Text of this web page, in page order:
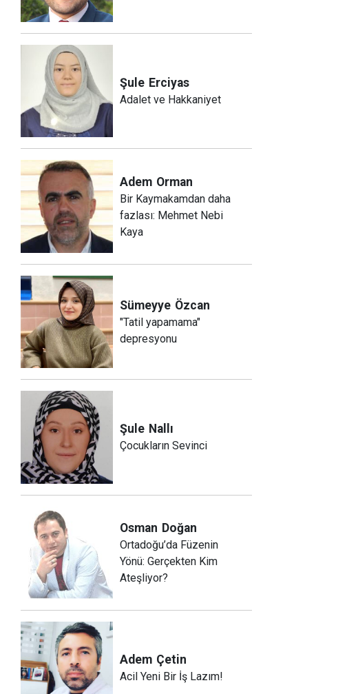
Şule Erciyas
Adalet ve Hakkaniyet
Adem Orman
Bir Kaymakamdan daha
fazlası: Mehmet Nebi
Kaya
Sümeyye Özcan
"Tatil yapamama"
depresyonu
Şule Nallı
Çocukların Sevinci
Osman Doğan
Ortadoğu’da Füzenin
Yönü: Gerçekten Kim
Ateşliyor?
Adem Çetin
Acil Yeni Bir İş Lazım!